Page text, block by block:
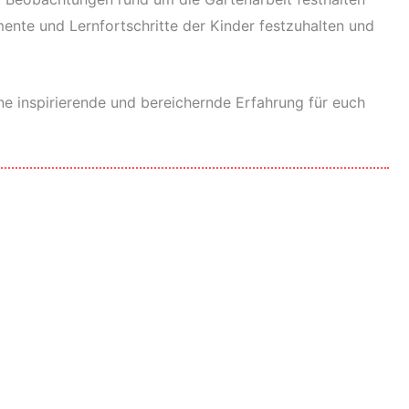
und Lernfortschritte der Kinder festzuhalten und
inspirierende und bereichernde Erfahrung für euch